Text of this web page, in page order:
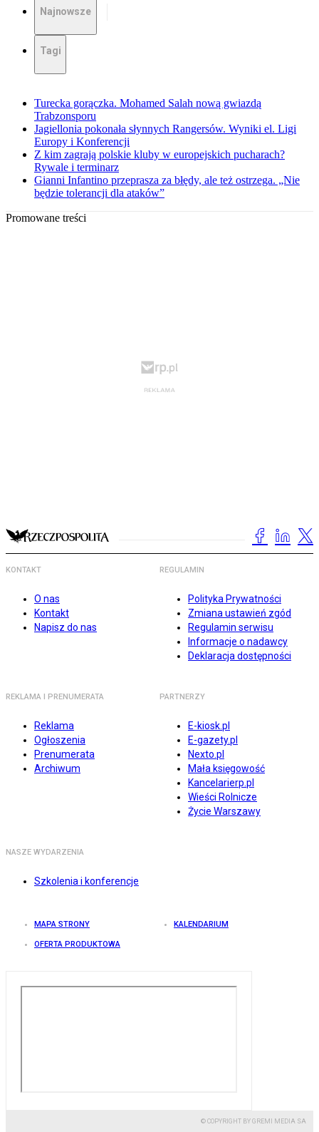
Najnowsze
Tagi
Turecka gorączka. Mohamed Salah nową gwiazdą
Trabzonsporu
Jagiellonia pokonała słynnych Rangersów. Wyniki el. Ligi
Europy i Konferencji
Z kim zagrają polskie kluby w europejskich pucharach?
Rywale i terminarz
Gianni Infantino przeprasza za błędy, ale też ostrzega. „Nie
będzie tolerancji dla ataków”
Promowane treści
KONTAKT
O nas
Kontakt
Napisz do nas
REGULAMIN
Polityka Prywatności
Zmiana ustawień zgód
Regulamin serwisu
Informacje o nadawcy
Deklaracja dostępności
REKLAMA I PRENUMERATA
Reklama
Ogłoszenia
Prenumerata
Archiwum
PARTNERZY
E-kiosk.pl
E-gazety.pl
Nexto.pl
Mała księgowość
Kancelarierp.pl
Wieści Rolnicze
Życie Warszawy
NASZE WYDARZENIA
Szkolenia i konferencje
MAPA STRONY KALENDARIUM
OFERTA PRODUKTOWA
© COPYRIGHT BY GREMI MEDIA SA